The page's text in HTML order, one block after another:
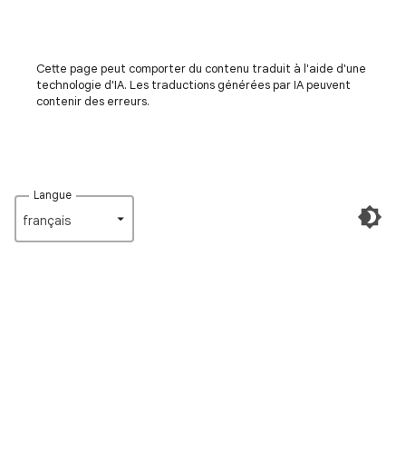
Cette page peut comporter du contenu traduit à l'aide d'une
technologie d'IA. Les traductions générées par IA peuvent
contenir des erreurs.
Langue
français‎